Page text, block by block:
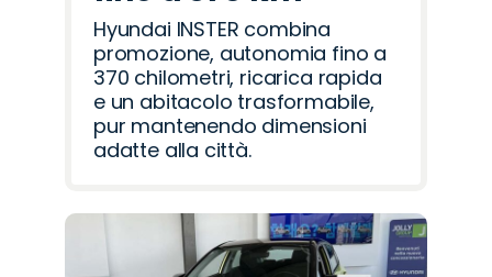
Hyundai INSTER combina
promozione, autonomia fino a
370 chilometri, ricarica rapida
e un abitacolo trasformabile,
pur mantenendo dimensioni
adatte alla città.